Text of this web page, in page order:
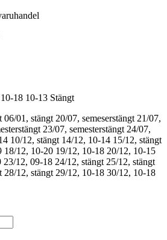
10-18 10-13 Stängt
06/01, stängt 20/07, semeserstängt 21/07,
23/07, semesterstängt 24/07,
10/12, stängt 14/12, 10-14 15/12, stängt
18/12, 10-20 19/12, 10-18 20/12, 10-15
23/12, 09-18 24/12, stängt 25/12, stängt
28/12, stängt 29/12, 10-18 30/12, 10-18